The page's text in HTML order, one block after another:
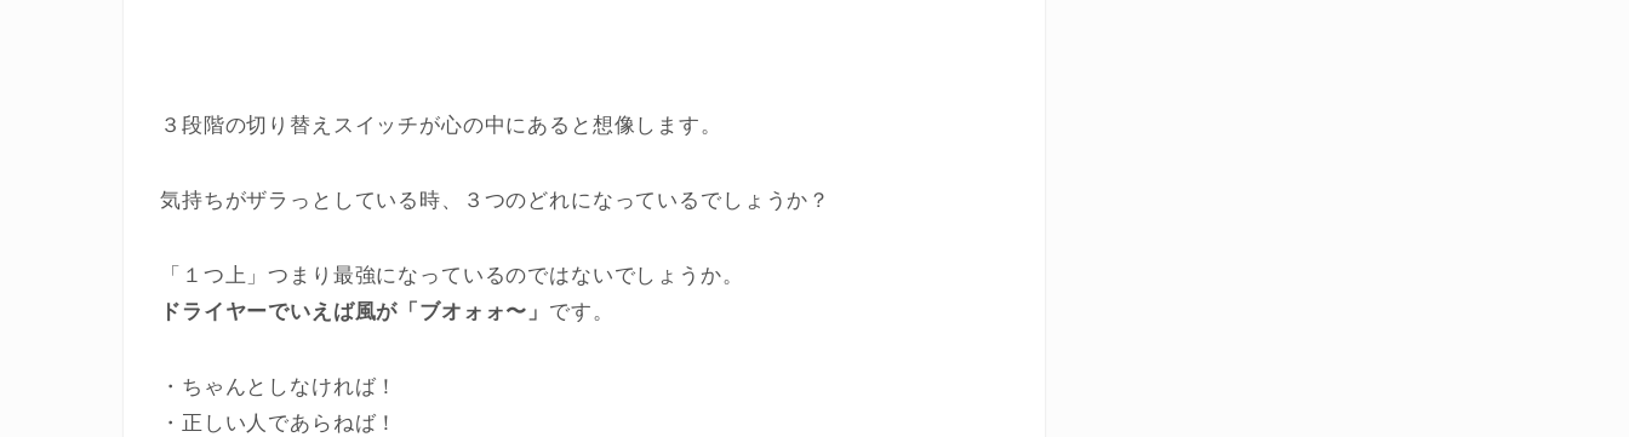
３段階の切り替えスイッチが心の中にあると想像します。
気持ちがザラっとしている時、３つのどれになっているでしょうか？
「１つ上」つまり最強になっているのではないでしょうか。
ドライヤーでいえば風が「ブオォォ〜」 です。
・ちゃんとしなければ！
・正しい人であらねば！